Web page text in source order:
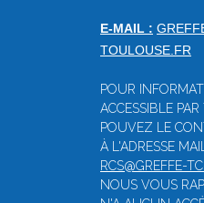
E-MAIL :
TOULOUSE.FR
POUR
ACCESSIBLE
POUVEZ LE
À L'ADRESSE
RCS@GREFFE-
NOUS VOUS